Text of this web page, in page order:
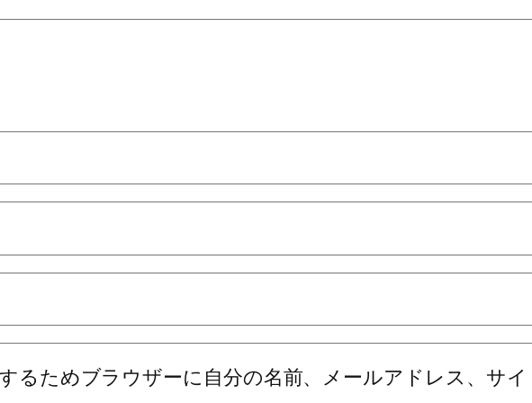
るためブラウザーに自分の名前、メールアドレス、サイ